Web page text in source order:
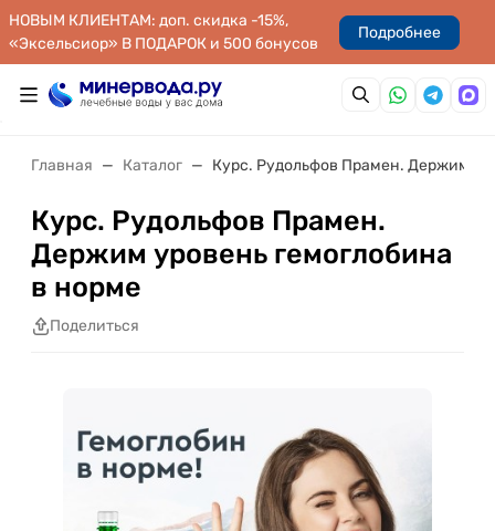
НОВЫМ КЛИЕНТАМ: доп. скидка -15%,
«Эксельсиор» В ПОДАРОК и 500 бонусов
Подробнее
Главная Каталог Курс. Рудольфов Прамен. Держим
Курс. Рудольфов Прамен.
Держим уровень гемоглобина
в норме
Поделиться